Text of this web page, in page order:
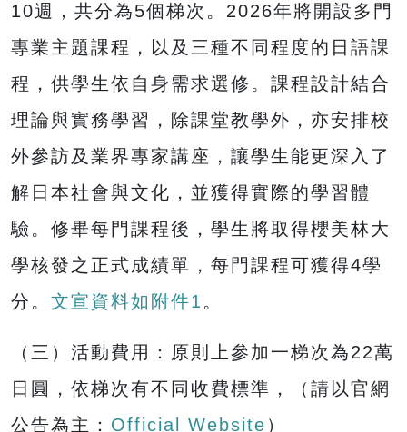
10週，共分為5個梯次。2026年將開設多門
專業主題課程，以及三種不同程度的日語課
程，供學生依自身需求選修。課程設計結合
理論與實務學習，除課堂教學外，亦安排校
外參訪及業界專家講座，讓學生能更深入了
解日本社會與文化，並獲得實際的學習體
驗。修畢每門課程後，學生將取得櫻美林大
學核發之正式成績單，每門課程可獲得4學
分。 文宣資料如附件1 。
（三）活動費用：原則上參加一梯次為22萬
日圓，依梯次有不同收費標準，（請以官網
公告為主： Official Website ）